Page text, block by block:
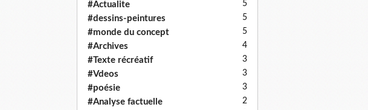
#Actualite 5
#dessins-peintures 5
#monde du concept 5
#Archives 4
#Texte récréatif 3
#Vdeos 3
#poésie 3
#Analyse factuelle 2